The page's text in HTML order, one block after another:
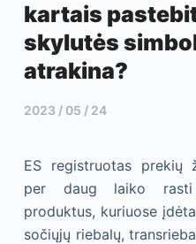
kartais
skylutės
atrakina?
2023 / 05 / 24
ES registruotas prekių
per daug laiko rasti
produktus, kuriuose
sočiųjų riebalų,